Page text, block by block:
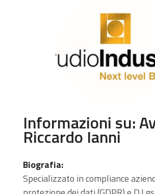
Informazioni su:
Riccardo Ianni
Biografia:
Specializzato in compliance